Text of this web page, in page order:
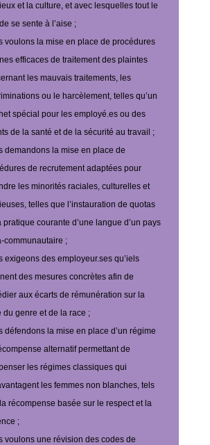
et la culture, et avec lesquelles tout le
se sente à l’aise ;
voulons la mise en place de procédures
efficaces de traitement des plaintes
les mauvais traitements, les
ou le harcèlement, telles qu’un
spécial pour les employé.es ou des
de la santé et de la sécurité au travail ;
demandons la mise en place de
de recrutement adaptées pour
les minorités raciales, culturelles et
telles que l’instauration de quotas
pratique courante d’une langue d’un pays
communautaire ;
exigeons des employeur.ses qu’iels
des mesures concrètes afin de
aux écarts de rémunération sur la
du genre et de la race ;
défendons la mise en place d’un régime
alternatif permettant de
les régimes classiques qui
les femmes non blanches, tels
récompense basée sur le respect et la
;
voulons une révision des codes de